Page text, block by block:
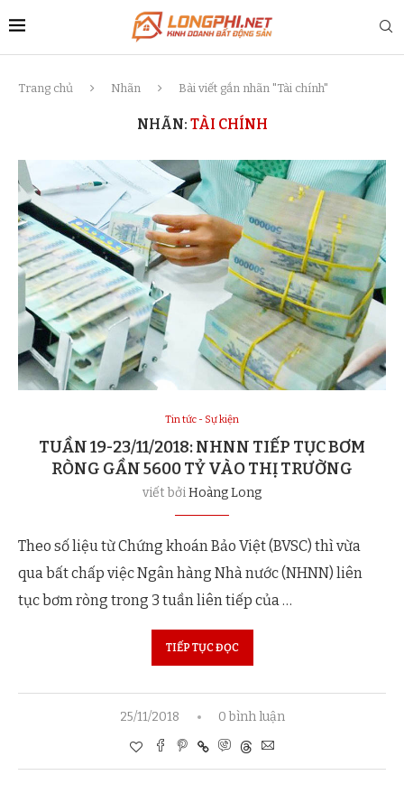
Trang chủ Nhãn Bài viết gắn nhãn "Tài chính"
NHÃN: TÀI CHÍNH
Tin tức - Sự kiện
TUẦN 19-23/11/2018: NHNN TIẾP TỤC BƠM
RÒNG GẦN 5600 TỶ VÀO THỊ TRƯỜNG
viết bởiHoàng Long
Theo số liệu từ Chứng khoán Bảo Việt (BVSC) thì vừa
qua bất chấp việc Ngân hàng Nhà nước (NHNN) liên
tục bơm ròng trong 3 tuần liên tiếp của …
TIẾP TỤC ĐỌC
25/11/2018 0 bình luận